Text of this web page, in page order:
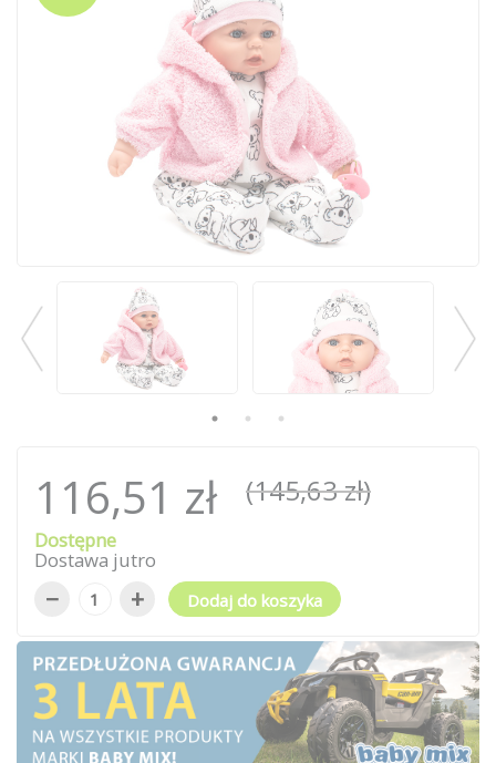
116,51 zł (145,63 zł)
Dostępne
Dostawa jutro
− + Dodaj do koszyka